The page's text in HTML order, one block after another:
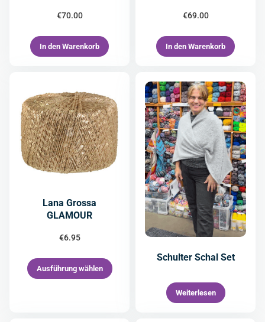
€70.00
In den Warenkorb
€69.00
In den Warenkorb
Lana Grossa
GLAMOUR
€6.95
Ausführung wählen
Schulter Schal Set
Weiterlesen